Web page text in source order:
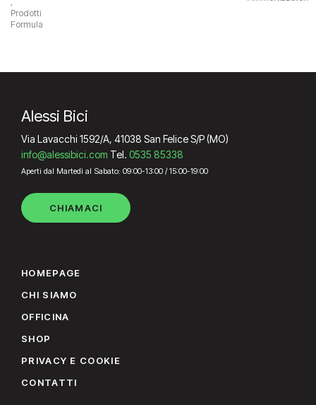
Prodotti
Formula
Alessi Bici
Via Lavacchi 1592/A, 41038 San Felice S/P (MO)
info@alessibici.com Tel. 0535 85338
Aperti dal Martedì al Sabato: 09:00-13:00 / 15:00-19:00
CHIAMACI
HOMEPAGE
CHI SIAMO
OFFICINA
SHOP
PRIVACY E COOKIE
CONTATTI